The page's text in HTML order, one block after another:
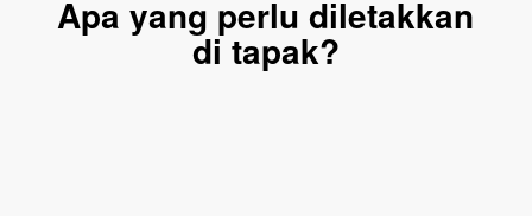
Apa yang perlu diletakkan
di tapak?